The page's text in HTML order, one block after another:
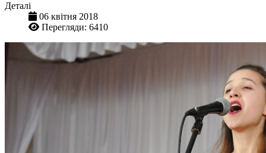
Деталі
06 квітня 2018
Перегляди: 6410